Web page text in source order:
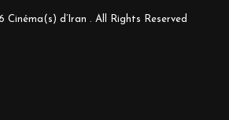
d’Iran . All Rights Reserved